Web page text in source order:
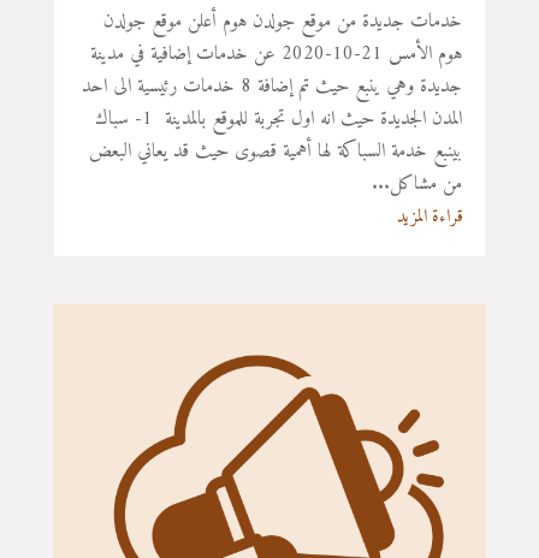
خدمات جديدة من موقع جولدن هوم أعلن موقع جولدن
هوم الأمس 21-10-2020 عن خدمات إضافية في مدينة
جديدة وهي ينبع حيث تم إضافة 8 خدمات رئيسية الى احد
المدن الجديدة حيث انه اول تجربة للموقع بالمدينة 1- سباك
بينبع خدمة السباكة لها أهمية قصوى حيث قد يعاني البعض
من مشاكل...
قراءة المزيد